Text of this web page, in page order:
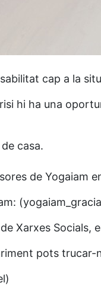
cap a la
hi ha una
casa.
de Yogaiam
Xarxes Socials,
pots trucar-